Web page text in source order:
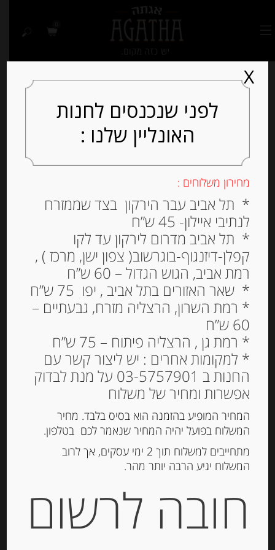
Out of
פסטה ספגטי ללא גלוטן של
CECCO SPAGHETTI
SENZA GLUTINE
₪18.00
מחיר ל 100 גרם: 4.50 ש"ח
המלאי אזל
קטגוריות:מוצרים חדשים ,מוצרים ללא גלוטן
פסטה
שימורי עגבניות , פסטות DE CECCO
ומוצרי MUTTI
לפני שנכנסים לחנות
האונליין שלנו :
מחירון משלוחים :
* תל אביב עבר הירקון בצד שממזרח
לנתיבי איילון- 45 ש”ח
* תל אביב מדרום לירקון עד לקו
קפלן-דיזנגוף-בוגרשוב( צפון ישן, מרכז ) ,
רמת אביב, הגוש הגדול – 60 ש”ח
* שאר האזורים בתל אביב , יפו 75 ש”ח
* רמת השרון, הרצליה מזרח, גבעתיים –
60 ש”ח
* רמת גן , הרצליה פיתוח – 75 ש”ח
* למקומות אחרים : יש ליצור קשר עם
החנות ב 03-5757901 על מנת לבדוק
אפשרות ומחיר של משלוח
המחיר המופיע בהזמנה הוא בסיס בלבד. מחיר
המשלוח בפועל יהיה המחיר שנאמר לכם בטלפון.
מתחייבים למשלוח תוך 2 ימי עסקים, אך לרוב
המשלוח יגיע הרבה יותר מהר.
חובה לרשום
X